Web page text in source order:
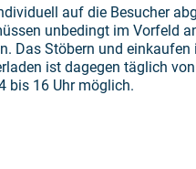
auf die Besucher
unbedingt im Vorfeld
Das Stöbern und einkaufen
ist dagegen täglich
bis 16 Uhr möglich.